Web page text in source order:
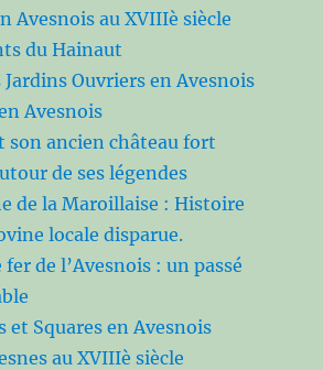
Avesnois au XVIIIè siècle
du Hainaut
Jardins Ouvriers en Avesnois
Avesnois
son ancien château fort
de ses légendes
de la Maroillaise : Histoire
locale disparue.
de l’Avesnois : un passé
et Squares en Avesnois
au XVIIIè siècle